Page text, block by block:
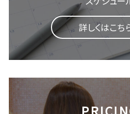
詳しくはこち